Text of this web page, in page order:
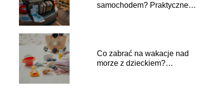
samochodem? Praktyczne
Co zabrać na wakacje nad
morze z dzieckiem?